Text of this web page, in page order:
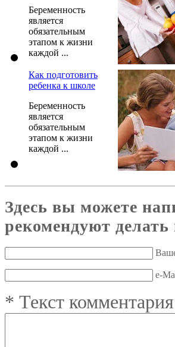
Беременность
является
обязательным
этапом к жизни
каждой ...
Как подготовить
ребенка к школе
Беременность
является
обязательным
этапом к жизни
каждой ...
Здесь вы можете
рекомендуют
e-
* Текст комментария